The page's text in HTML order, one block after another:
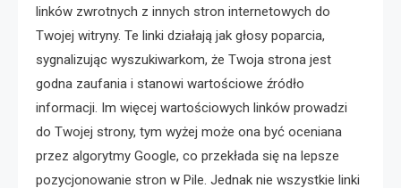
linków zwrotnych z innych stron internetowych do
Twojej witryny. Te linki działają jak głosy poparcia,
sygnalizując wyszukiwarkom, że Twoja strona jest
godna zaufania i stanowi wartościowe źródło
informacji. Im więcej wartościowych linków prowadzi
do Twojej strony, tym wyżej może ona być oceniana
przez algorytmy Google, co przekłada się na lepsze
pozycjonowanie stron w Pile. Jednak nie wszystkie linki